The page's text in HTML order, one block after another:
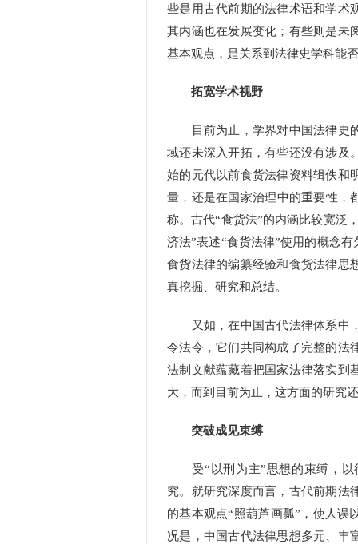
些是用古代前期的法律术语和学术
其内涵也在发展变化；有些则是未
基本观点，是关系到法律史学科能
拓宽学术视野
目前为止，学界对中国法律史的
域还未深入开拓，有些还没有涉及
始的元代以前食货法律资料辑佚和
量，还是在国家治理中的重要性，
称。古代“食货法”的内涵比较宽泛
济法”表述“食货法律”使用的概念
食货法律的编纂经验和食货法律思
真挖掘、研究和总结。
又如，在中国古代法律体系中，
令法令，它们共同构成了完整的法
法制文献蕴藏着把国家法律落实到
大，而到目前为止，这方面的研究
突破成见束缚
受“以刑为主”思想的束缚，以
究。就研究深度而言，古代前期法
的基本观点“照葫芦画瓢”，使人误
况是，中国古代法律思想多元、丰